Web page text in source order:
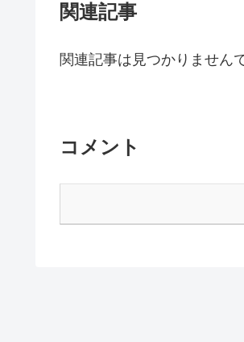
関連記事
関連記事は見つかりません
コメント